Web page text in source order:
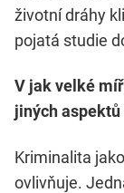
životní dráhy
pojatá studie
V jak velké
jiných
Kriminalita
ovlivňuje.